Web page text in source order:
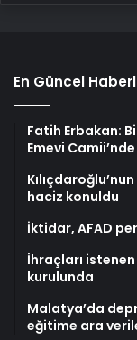
En Güncel
Fatih Erbakan:
Emevi
haciz konuldu
İktidar, AFAD
İhraçları
kurulunda
Malatya’da
eğitime ara